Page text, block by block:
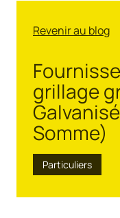
Revenir au blog
grillage
Somme)
Particuliers